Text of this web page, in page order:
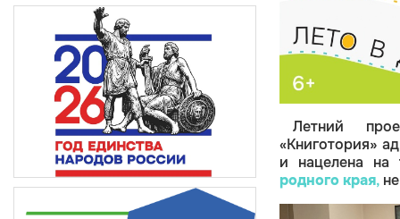
Летний
«Книготория»
и нацелена на
родного края,